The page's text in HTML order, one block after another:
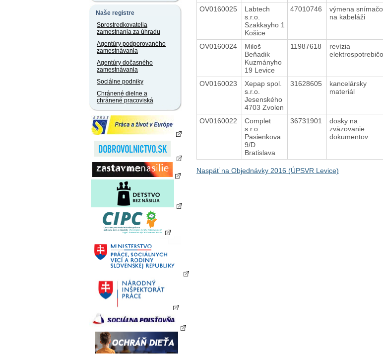
Naše registre
Sprostredkovatelia
zamestnania za úhradu
Agentúry podporovaného
zamestnávania
Agentúry dočasného
zamestnávania
Sociálne podniky
Chránené dielne a
chránené pracoviská
OV0160025
Labtech
s.r.o.
Szakkayho 1
Košice
47010746
výmena
na kabeláži
OV0160024
Miloš
Beňadik
Kuzmányho
19 Levice
11987618
revízia
OV0160023
Xepap spol.
s.r.o.
Jesenského
4703 Zvolen
31628605
kancelársky
materiál
OV0160022
Complet
s.r.o.
Pasienkova
9/D
Bratislava
36731901
dosky na
zväzovanie
dokumentov
Naspäť na Objednávky 2016 (ÚPSVR Levice)